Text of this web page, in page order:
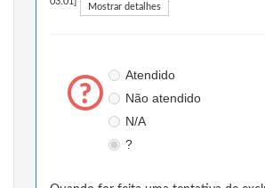
03.01] Mostrar detalhes
Atendido
Não atendido
N/A
?